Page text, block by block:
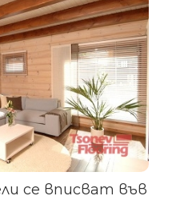
се вписват във